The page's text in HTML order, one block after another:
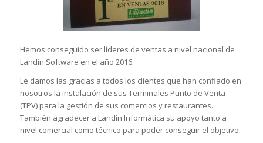
Hemos conseguido ser líderes de ventas a nivel nacional de
Landin Software en el año 2016.
Le damos las gracias a todos los clientes que han confiado en
nosotros la instalación de sus Terminales Punto de Venta
(TPV) para la gestión de sus comercios y restaurantes.
También agradecer a Landín Informática su apoyo tanto a
nivel comercial como técnico para poder conseguir el objetivo.